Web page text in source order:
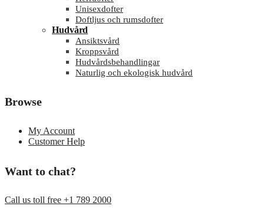
Unisexdofter
Doftljus och rumsdofter
Hudvård
Ansiktsvård
Kroppsvård
Hudvårdsbehandlingar
Naturlig och ekologisk hudvård
Browse
My Account
Customer Help
Want to chat?
Call us toll free +1 789 2000